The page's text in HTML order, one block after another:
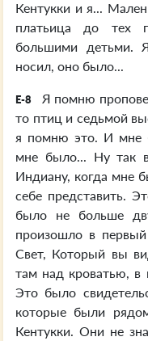
Кентукки и я...
платьица до тех
большими детьми.
носил, оно было...
E-8
Я помню
то птиц и седьмой
я помню это. И мне
мне было... Ну так
Индиану, когда мне
себе представить.
было не больше
произошло в
Свет, Который вы
там над кроватью, в
Это было
которые были
Кентукки. Они не